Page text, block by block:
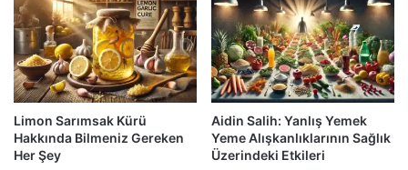
Limon Sarımsak Kürü
Hakkında Bilmeniz Gereken
Her Şey
Aidin Salih: Yanlış Yemek
Yeme Alışkanlıklarının Sağlık
Üzerindeki Etkileri